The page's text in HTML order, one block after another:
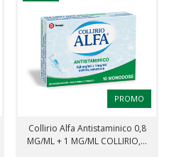
PROMO
Collirio Alfa Antistaminico 0,8
MG/ML + 1 MG/ML COLLIRIO,...